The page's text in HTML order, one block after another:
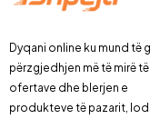
Dyqani online ku mund të
përzgjedhjen më të mirë të
ofertave dhe blerjen e
produkteve të pazarit,